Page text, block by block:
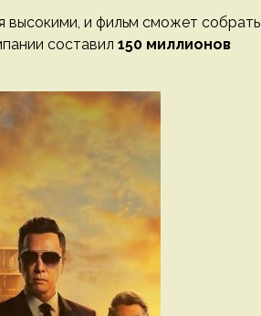
высокими, и фильм сможет собрать
составил 150 миллионов